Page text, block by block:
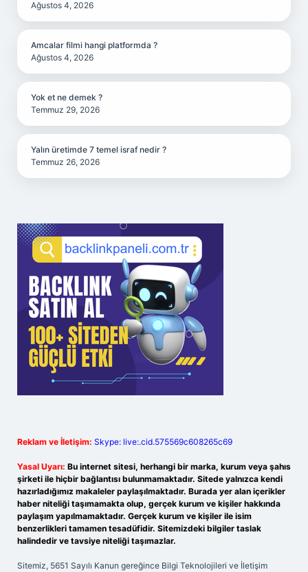
Ağustos 4, 2026
Amcalar filmi hangi platformda ?
Ağustos 4, 2026
Yok et ne demek ?
Temmuz 29, 2026
Yalın üretimde 7 temel israf nedir ?
Temmuz 26, 2026
Reklam ve İletişim: Skype: live:.cid.575569c608265c69
Yasal Uyarı: Bu internet sitesi, herhangi bir marka, kurum veya şahıs
şirketi ile hiçbir bağlantısı bulunmamaktadır. Sitede yalnızca kendi
hazırladığımız makaleler paylaşılmaktadır. Burada yer alan içerikler
haber niteliği taşımamakta olup, gerçek kurum ve kişiler hakkında
paylaşım yapılmamaktadır. Gerçek kurum ve kişiler ile isim
benzerlikleri tamamen tesadüfidir. Sitemizdeki bilgiler taslak
halindedir ve tavsiye niteliği taşımazlar.
Sitemiz, 5651 Sayılı Kanun gereğince Bilgi Teknolojileri ve İletişim